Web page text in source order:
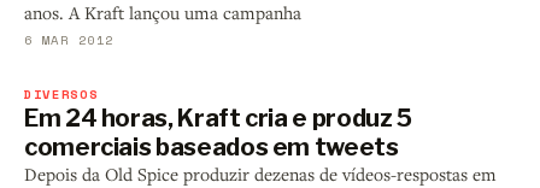
anos. A Kraft lançou uma campanha
6 MAR 2012
DIVERSOS
Em 24 horas, Kraft cria e produz 5
comerciais baseados em tweets
Depois da Old Spice produzir dezenas de vídeos-respostas em